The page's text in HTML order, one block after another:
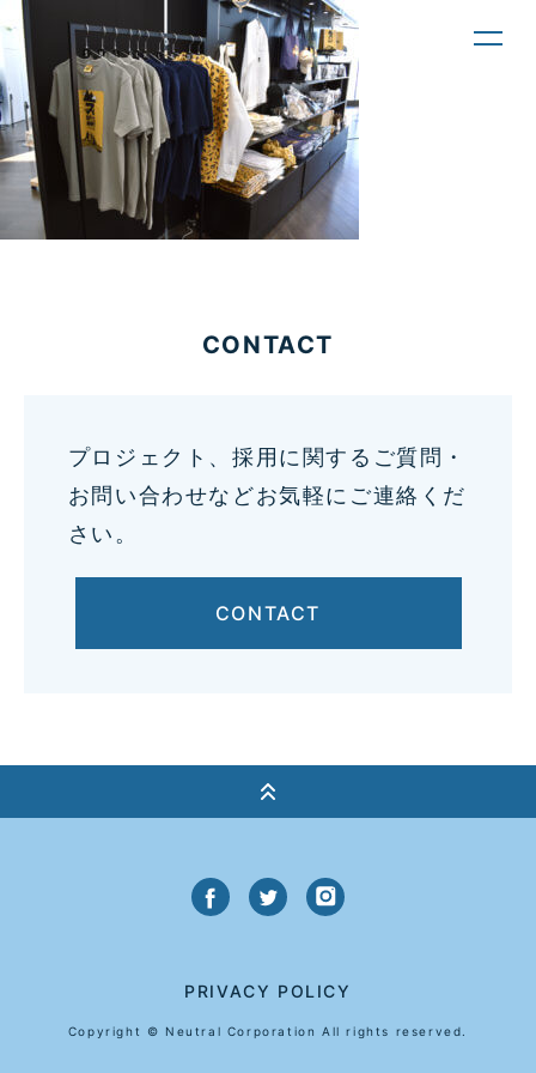
CONTACT
プロジェクト、採用に関するご質問・
お問い合わせなどお気軽にご連絡くだ
さい。
CONTACT
PRIVACY POLICY
Copyright © Neutral Corporation All rights reserved.